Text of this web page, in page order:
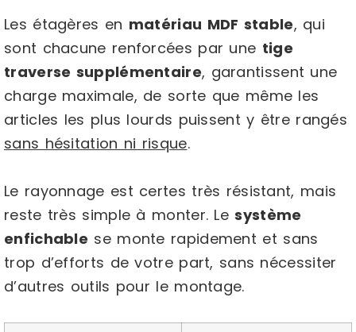
Les étagères en matériau MDF stable, qui
sont chacune renforcées par une tige
traverse supplémentaire, garantissent une
charge maximale, de sorte que même les
articles les plus lourds puissent y être rangés
sans hésitation ni risque.
Le rayonnage est certes très résistant, mais
reste très simple à monter. Lesystème
enfichable se monte rapidement et sans
trop d’efforts de votre part, sans nécessiter
d’autres outils pour le montage.